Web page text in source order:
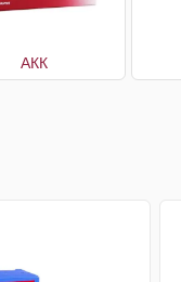
АКК